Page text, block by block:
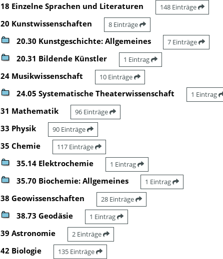
18 Einzelne Sprachen und Literaturen 148 Einträge
20 Kunstwissenschaften 8 Einträge
20.30 Kunstgeschichte: Allgemeines 7 Einträge
20.31 Bildende Künstler 1 Eintrag
24 Musikwissenschaft 10 Einträge
24.05 Systematische Theaterwissenschaft 1 Eintrag
31 Mathematik 96 Einträge
33 Physik 90 Einträge
35 Chemie 117 Einträge
35.14 Elektrochemie 1 Eintrag
35.70 Biochemie: Allgemeines 1 Eintrag
38 Geowissenschaften 28 Einträge
38.73 Geodäsie 1 Eintrag
39 Astronomie 2 Einträge
42 Biologie 135 Einträge